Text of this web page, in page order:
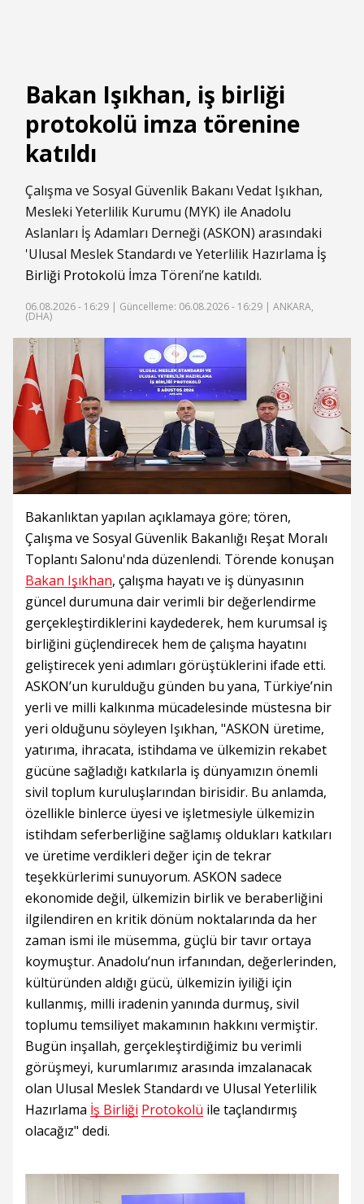
Bakan Işıkhan, iş birliği
protokolü imza törenine
katıldı
Çalışma ve Sosyal Güvenlik Bakanı Vedat Işıkhan,
Mesleki Yeterlilik Kurumu (MYK) ile Anadolu
Aslanları İş Adamları Derneği (ASKON) arasındaki
'Ulusal Meslek Standardı ve Yeterlilik Hazırlama İş
Birliği Protokolü İmza Töreni’ne katıldı.
06.08.2026 - 16:29 | Güncelleme: 06.08.2026 - 16:29 | ANKARA,
(DHA)
Bakanlıktan yapılan açıklamaya göre; tören,
Çalışma ve Sosyal Güvenlik Bakanlığı Reşat Moralı
Toplantı Salonu'nda düzenlendi. Törende konuşan
Bakan Işıkhan, çalışma hayatı ve iş dünyasının
güncel durumuna dair verimli bir değerlendirme
gerçekleştirdiklerini kaydederek, hem kurumsal iş
birliğini güçlendirecek hem de çalışma hayatını
geliştirecek yeni adımları görüştüklerini ifade etti.
ASKON’un kurulduğu günden bu yana, Türkiye’nin
yerli ve milli kalkınma mücadelesinde müstesna bir
yeri olduğunu söyleyen Işıkhan, "ASKON üretime,
yatırıma, ihracata, istihdama ve ülkemizin rekabet
gücüne sağladığı katkılarla iş dünyamızın önemli
sivil toplum kuruluşlarından birisidir. Bu anlamda,
özellikle binlerce üyesi ve işletmesiyle ülkemizin
istihdam seferberliğine sağlamış oldukları katkıları
ve üretime verdikleri değer için de tekrar
teşekkürlerimi sunuyorum. ASKON sadece
ekonomide değil, ülkemizin birlik ve beraberliğini
ilgilendiren en kritik dönüm noktalarında da her
zaman ismi ile müsemma, güçlü bir tavır ortaya
koymuştur. Anadolu’nun irfanından, değerlerinden,
kültüründen aldığı gücü, ülkemizin iyiliği için
kullanmış, milli iradenin yanında durmuş, sivil
toplumu temsiliyet makamının hakkını vermiştir.
Bugün inşallah, gerçekleştirdiğimiz bu verimli
görüşmeyi, kurumlarımız arasında imzalanacak
olan Ulusal Meslek Standardı ve Ulusal Yeterlilik
Hazırlama İş Birliği Protokolü ile taçlandırmış
olacağız" dedi.